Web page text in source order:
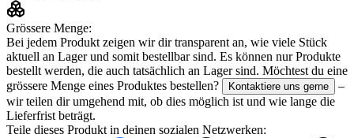
Grössere Menge:
Bei jedem Produkt zeigen wir dir transparent an, wie viele Stück
aktuell an Lager und somit bestellbar sind. Es können nur Produkte
bestellt werden, die auch tatsächlich an Lager sind. Möchtest du eine
grössere Menge eines Produktes bestellen?
Kontaktiere uns gerne
–
wir teilen dir umgehend mit, ob dies möglich ist und wie lange die
Lieferfrist beträgt.
Teile dieses Produkt in deinen sozialen Netzwerken: